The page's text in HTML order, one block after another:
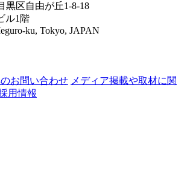
黒区自由が丘1-8-18
ル1階
ku, Tokyo, JAPAN
お問い合わせ メディア掲載や取材に関
用情報